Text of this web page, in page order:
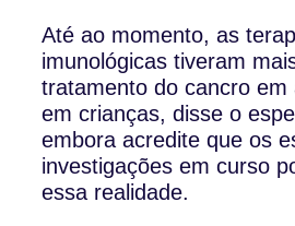
Até ao momento, as
imunológicas tiveram
tratamento do cancro em
em crianças, disse o
embora acredite que os
investigações em curso
essa realidade.